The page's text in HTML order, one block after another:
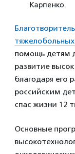
Карпенко.
помощь детям
развитие
благодаря его
российским
спас жизни 12
Основные